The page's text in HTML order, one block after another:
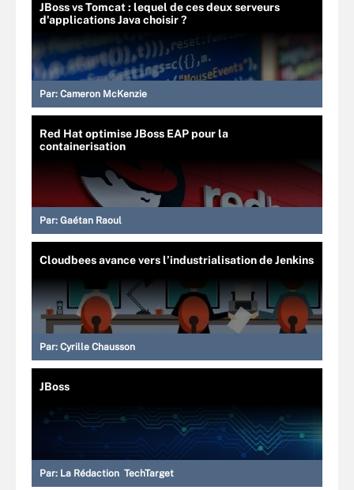
JBoss vs Tomcat : lequel de ces deux serveurs
d'applications Java choisir ?
Par: Cameron McKenzie
Red Hat optimise JBoss EAP pour la
containerisation
Par: Gaétan Raoul
Cloudbees avance vers l’industrialisation de Jenkins
Par: Cyrille Chausson
JBoss
Par: La Rédaction TechTarget